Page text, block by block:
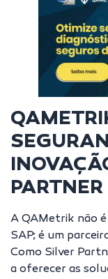
A QAMetrik não
SAP; é um
Como Silver
a oferecer as